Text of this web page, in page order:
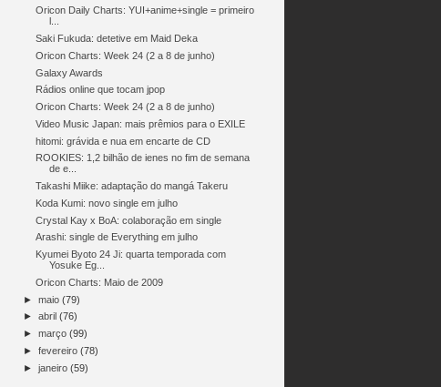
Oricon Daily Charts: YUI+anime+single = primeiro
Saki Fukuda: detetive em Maid Deka
Oricon Charts: Week 24 (2 a 8 de junho)
Galaxy Awards
Rádios online que tocam jpop
Oricon Charts: Week 24 (2 a 8 de junho)
Video Music Japan: mais prêmios para o EXILE
hitomi: grávida e nua em encarte de CD
ROOKIES: 1,2 bilhão de ienes no fim de semana
de e...
Takashi Miike: adaptação do mangá Takeru
Koda Kumi: novo single em julho
Crystal Kay x BoA: colaboração em single
Arashi: single de Everything em julho
Kyumei Byoto 24 Ji: quarta temporada com
Yosuke Eg...
Oricon Charts: Maio de 2009
►maio (79)
►abril (76)
►março (99)
►fevereiro (78)
►janeiro (59)